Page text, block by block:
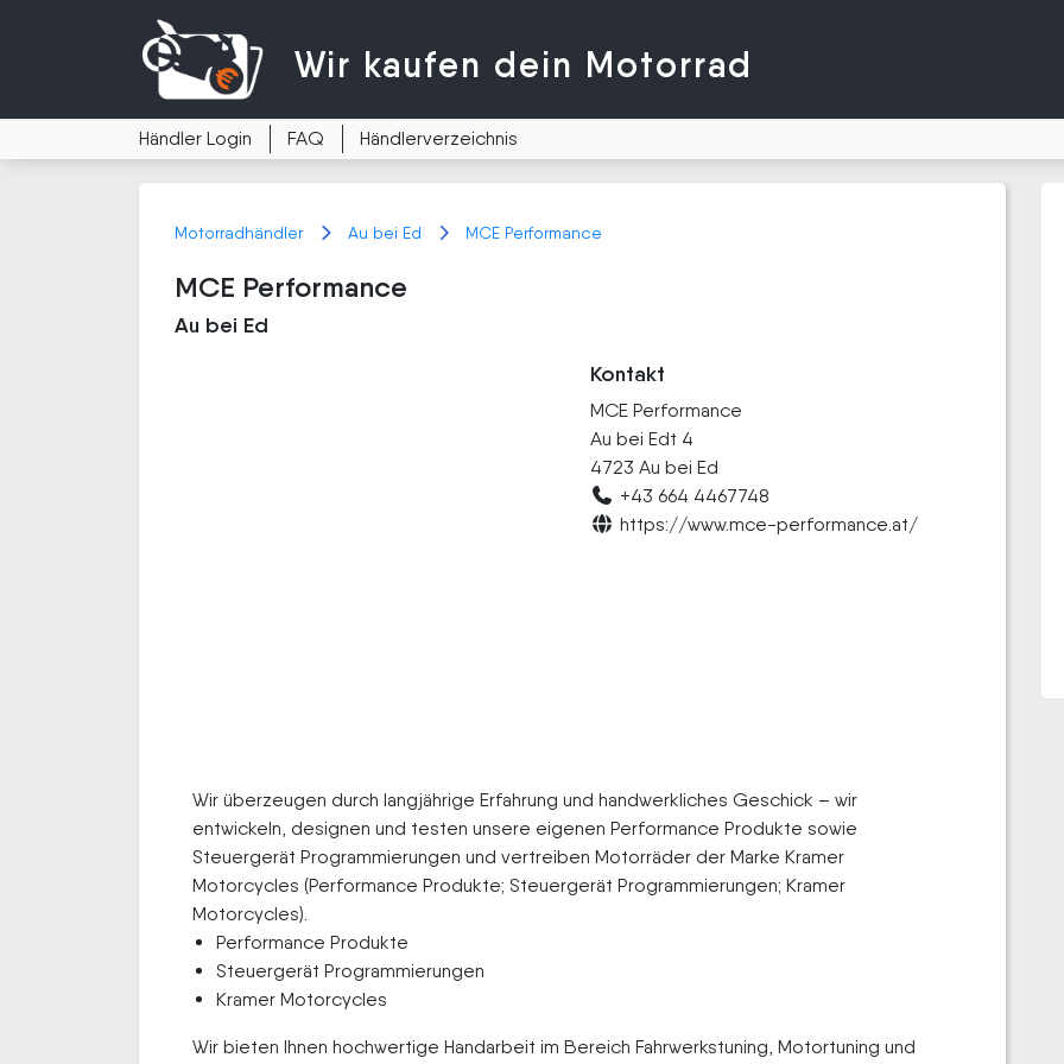
Wir kaufen dein Motorrad
Händler Login FAQ Händlerverzeichnis
Motorradhändler Au bei Ed MCE Performance
MCE Performance
Au bei Ed
Kontakt
MCE Performance
Au bei Edt 4
4723 Au bei Ed
+43 664 4467748
https://www.mce-performance.at/
Wir überzeugen durch langjährige Erfahrung und handwerkliches Geschick – wir
entwickeln, designen und testen unsere eigenen Performance Produkte sowie
Steuergerät Programmierungen und vertreiben Motorräder der Marke Kramer
Motorcycles (Performance Produkte; Steuergerät Programmierungen; Kramer
Motorcycles).
Performance Produkte
Steuergerät Programmierungen
Kramer Motorcycles
Wir bieten Ihnen hochwertige Handarbeit im Bereich Fahrwerkstuning, Motortuning und